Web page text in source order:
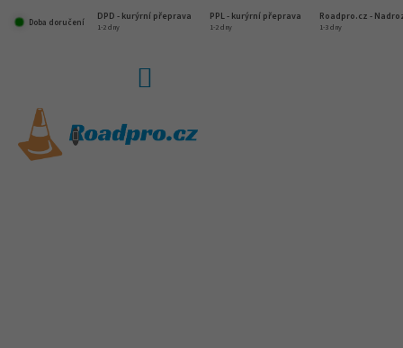
Doba doručení
DPD - kurýrní přeprava PPL - kurýrní přeprava Roadpro.cz -
1-2 dny 1-2 dny 1-3 dny